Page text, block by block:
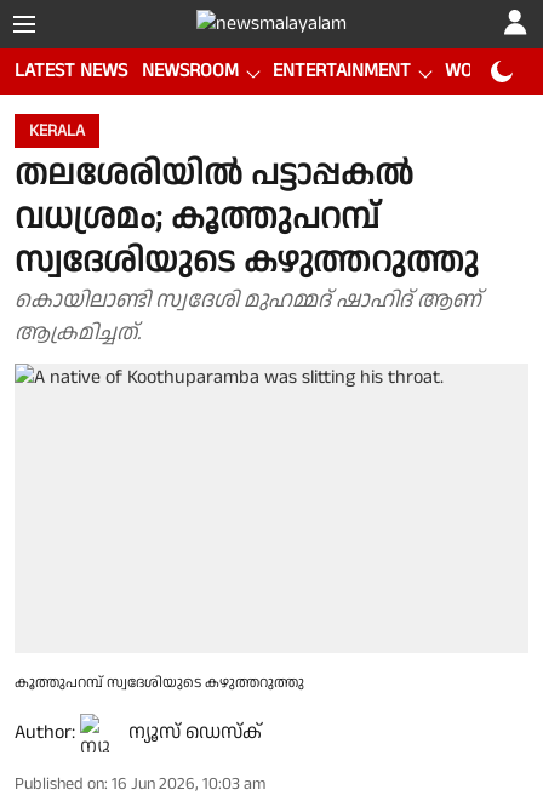
LATEST NEWS NEWSROOM ENTERTAINMENT WORLD CUP
KERALA
തലശേരിയിൽ പട്ടാപ്പകൽ
വധശ്രമം; കൂത്തുപറമ്പ്
സ്വദേശിയുടെ കഴുത്തറുത്തു
കൊയിലാണ്ടി സ്വദേശി മുഹമ്മദ് ഷാഹിദ് ആണ്
ആക്രമിച്ചത്.
കൂത്തുപറമ്പ് സ്വദേശിയുടെ കഴുത്തറുത്തു
Author: ന്യൂസ് ഡെസ്ക്
Published on: 16 Jun 2026, 10:03 am